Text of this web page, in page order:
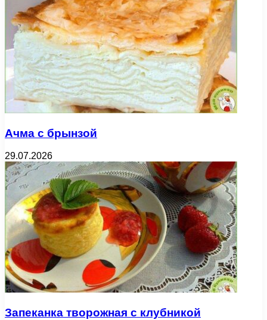
Ачма с брынзой
29.07.2026
Запеканка творожная с клубникой